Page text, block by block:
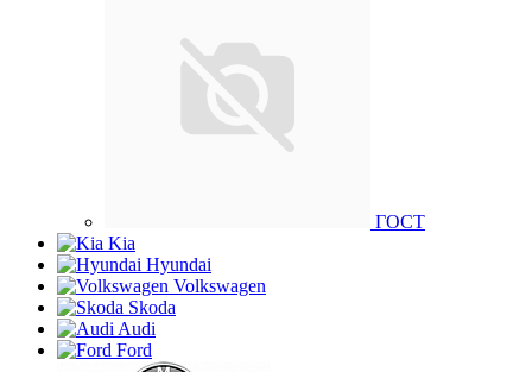
ГОСТ
Kia
Hyundai
Volkswagen
Skoda
Audi
Ford